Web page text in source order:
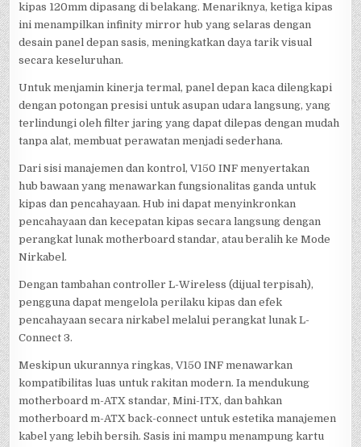
kipas 120mm dipasang di belakang. Menariknya, ketiga kipas
ini menampilkan infinity mirror hub yang selaras dengan
desain panel depan sasis, meningkatkan daya tarik visual
secara keseluruhan.
Untuk menjamin kinerja termal, panel depan kaca dilengkapi
dengan potongan presisi untuk asupan udara langsung, yang
terlindungi oleh filter jaring yang dapat dilepas dengan mudah
tanpa alat, membuat perawatan menjadi sederhana.
Dari sisi manajemen dan kontrol, V150 INF menyertakan
hub bawaan yang menawarkan fungsionalitas ganda untuk
kipas dan pencahayaan. Hub ini dapat menyinkronkan
pencahayaan dan kecepatan kipas secara langsung dengan
perangkat lunak motherboard standar, atau beralih ke Mode
Nirkabel.
Dengan tambahan controller L-Wireless (dijual terpisah),
pengguna dapat mengelola perilaku kipas dan efek
pencahayaan secara nirkabel melalui perangkat lunak L-
Connect 3.
Meskipun ukurannya ringkas, V150 INF menawarkan
kompatibilitas luas untuk rakitan modern. Ia mendukung
motherboard m-ATX standar, Mini-ITX, dan bahkan
motherboard m-ATX back-connect untuk estetika manajemen
kabel yang lebih bersih. Sasis ini mampu menampung kartu